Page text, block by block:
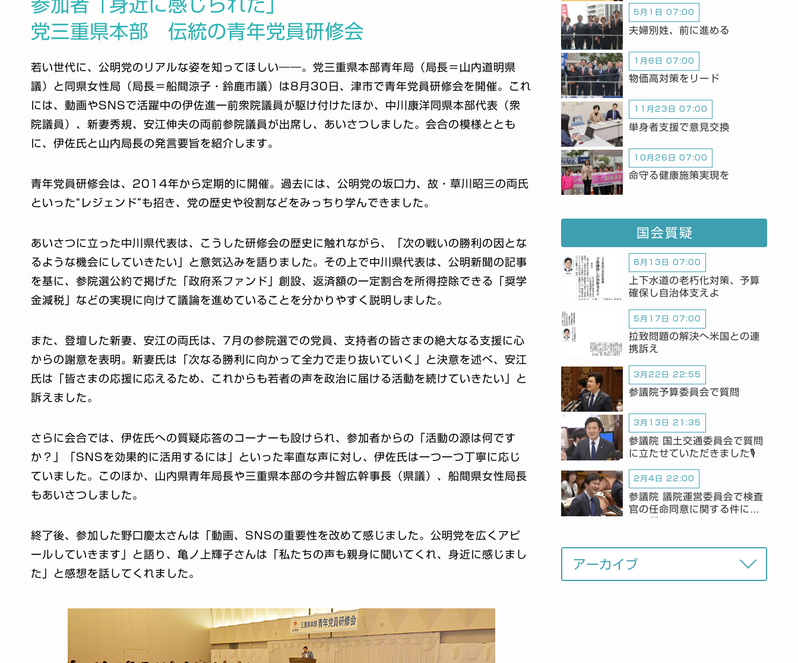
参加者「身近に感じられた」
党三重県本部 伝統の青年党員研修会
若い世代に、公明党のリアルな姿を知ってほしい――。党三重県本部青年局（局長＝山内道明県
議）と同県女性局（局長＝船間涼子・鈴鹿市議）は8月30日、津市で青年党員研修会を開催。これ
には、動画やSNSで活躍中の伊佐進一前衆院議員が駆け付けたほか、中川康洋同県本部代表（衆
院議員）、新妻秀規、安江伸夫の両前参院議員が出席し、あいさつしました。会合の模様ととも
に、伊佐氏と山内局長の発言要旨を紹介します。
青年党員研修会は、2014年から定期的に開催。過去には、公明党の坂口力、故・草川昭三の両氏
といった“レジェンド”も招き、党の歴史や役割などをみっちり学んできました。
あいさつに立った中川県代表は、こうした研修会の歴史に触れながら、「次の戦いの勝利の因とな
るような機会にしていきたい」と意気込みを語りました。その上で中川県代表は、公明新聞の記事
を基に、参院選公約で掲げた「政府系ファンド」創設、返済額の一定割合を所得控除できる「奨学
金減税」などの実現に向けて議論を進めていることを分かりやすく説明しました。
また、登壇した新妻、安江の両氏は、7月の参院選での党員、支持者の皆さまの絶大なる支援に心
からの謝意を表明。新妻氏は「次なる勝利に向かって全力で走り抜いていく」と決意を述べ、安江
氏は「皆さまの応援に応えるため、これからも若者の声を政治に届ける活動を続けていきたい」と
訴えました。
さらに会合では、伊佐氏への質疑応答のコーナーも設けられ、参加者からの「活動の源は何です
か？」「SNSを効果的に活用するには」といった率直な声に対し、伊佐氏は一つ一つ丁寧に応じ
ていました。このほか、山内県青年局長や三重県本部の今井智広幹事長（県議）、船間県女性局長
もあいさつしました。
終了後、参加した野口慶太さんは「動画、SNSの重要性を改めて感じました。公明党を広くアピ
ールしていきます」と語り、亀ノ上輝子さんは「私たちの声も親身に聞いてくれ、身近に感じまし
た」と感想を話してくれました。
5月1日 07:00
夫婦別姓、前に進める
1月6日 07:00
物価高対策をリード
11月23日 07:00
単身者支援で意見交換
10月26日 07:00
命守る健康施策実現を
国会質疑
6月13日 07:00
上下水道の老朽化対策、予算
確保し自治体支えよ
5月17日 07:00
拉致問題の解決へ米国との連
携訴え
3月22日 22:55
参議院予算委員会で質問
3月13日 21:35
参議院 国土交通委員会で質問
に立たせていただきました🎙️
2月4日 22:00
参議院 議院運営委員会で検査
官の任命同意に関する件につ